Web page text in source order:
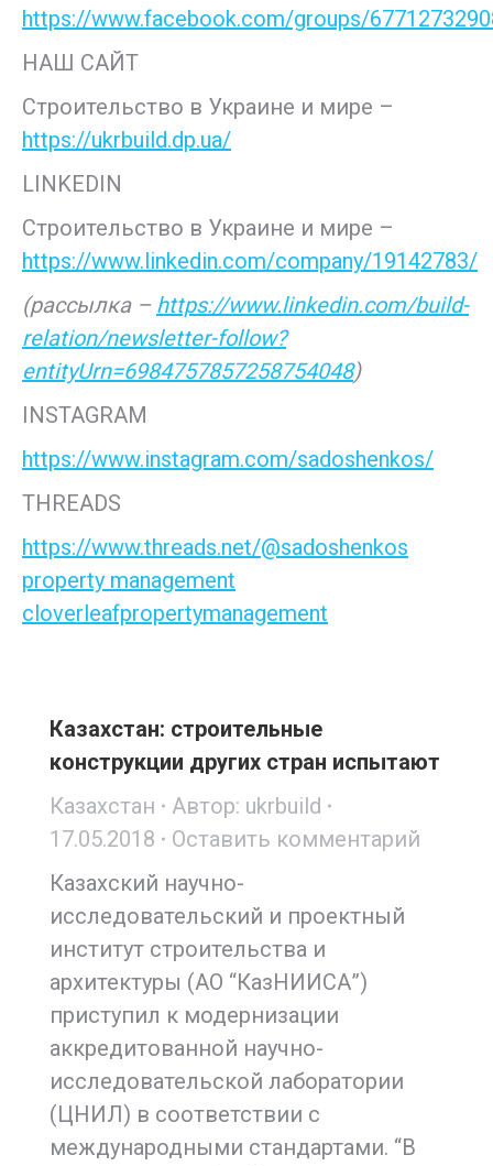
https://www.facebook.com/groups/
НАШ САЙТ
Строительство в Украине и мире –
https://ukrbuild.dp.ua/
LINKEDIN
Строительство в Украине и мире –
https://www.linkedin.com/company/19142783/
(рассылка – https://www.linkedin.com/build-
relation/newsletter-follow?
entityUrn=6984757857258754048)
INSTAGRAM
https://www.instagram.com/sadoshenkos/
THREADS
https://www.threads.net/@sadoshenkos
property management
cloverleafpropertymanagement
Казахстан: строительные
конструкции других стран испытают
Казахстан
Автор: ukrbuild
17.05.2018
Оставить комментарий
Казахский научно-
исследовательский и проектный
институт строительства и
архитектуры (АО “КазНИИСА”)
приступил к модернизации
аккредитованной научно-
исследовательской лаборатории
(ЦНИЛ) в соответствии с
международными стандартами. “В